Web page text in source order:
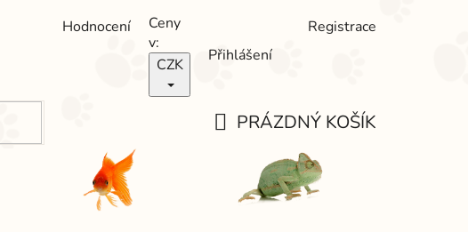
Hodnocení
Ceny
v:
CZK
Přihlášení
Registrace
KOŠÍK
PRÁZDNÝ KOŠÍK